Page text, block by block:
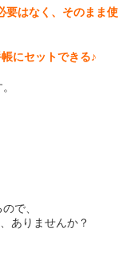
要はなく、そのまま使
にセットできる♪
で、
ありませんか？